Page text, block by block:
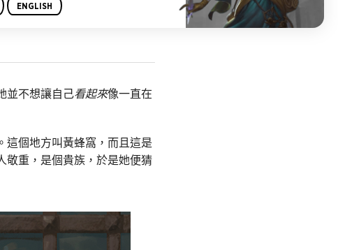
並不想讓自己看起來像一直在
這個地方叫黃蜂窩，而且這是
敬重，是個貴族，於是她便猜
ENGLISH